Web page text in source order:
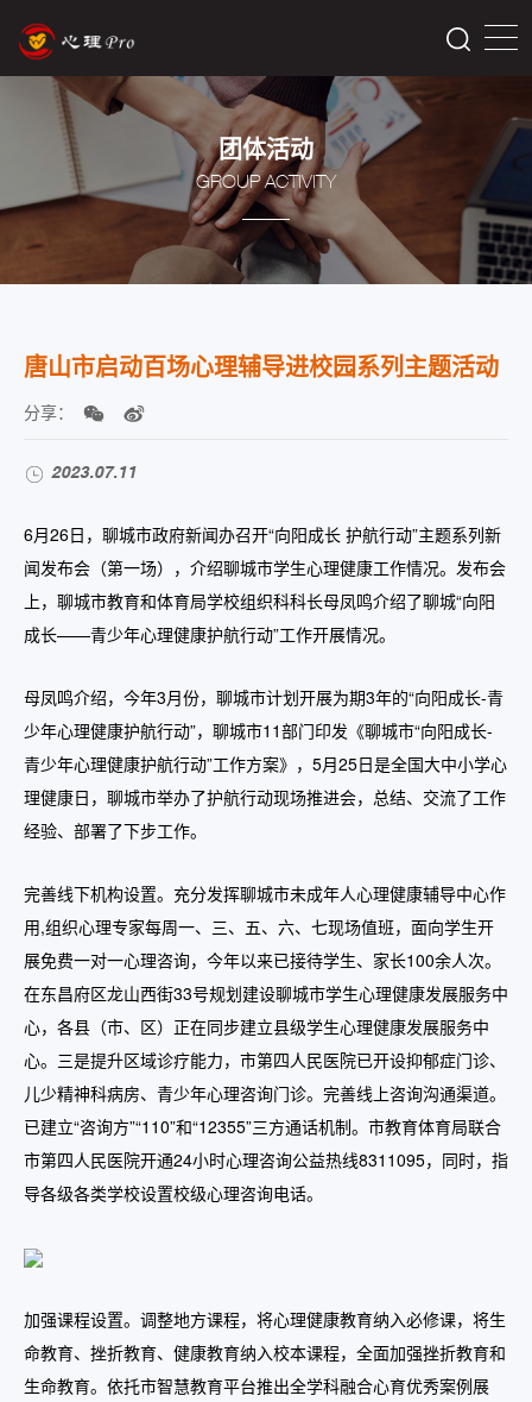
团体活动
GROUP ACTIVITY
唐山市启动百场心理辅导进校园系列主题活动
分享：
2023.07.11
6月26日，聊城市政府新闻办召开“向阳成长 护航行动”主题系列新
闻发布会（第一场），介绍聊城市学生心理健康工作情况。发布会
上，聊城市教育和体育局学校组织科科长母凤鸣介绍了聊城“向阳
成长——青少年心理健康护航行动”工作开展情况。
母凤鸣介绍，今年3月份，聊城市计划开展为期3年的“向阳成长-青
少年心理健康护航行动”，聊城市11部门印发《聊城市“向阳成长-
青少年心理健康护航行动”工作方案》，5月25日是全国大中小学心
理健康日，聊城市举办了护航行动现场推进会，总结、交流了工作
经验、部署了下步工作。
完善线下机构设置。充分发挥聊城市未成年人心理健康辅导中心作
用,组织心理专家每周一、三、五、六、七现场值班，面向学生开
展免费一对一心理咨询，今年以来已接待学生、家长100余人次。
在东昌府区龙山西街33号规划建设聊城市学生心理健康发展服务中
心，各县（市、区）正在同步建立县级学生心理健康发展服务中
心。三是提升区域诊疗能力，市第四人民医院已开设抑郁症门诊、
儿少精神科病房、青少年心理咨询门诊。完善线上咨询沟通渠道。
已建立“咨询方”“110”和“12355”三方通话机制。市教育体育局联合
市第四人民医院开通24小时心理咨询公益热线8311095，同时，指
导各级各类学校设置校级心理咨询电话。
加强课程设置。调整地方课程，将心理健康教育纳入必修课，将生
命教育、挫折教育、健康教育纳入校本课程，全面加强挫折教育和
生命教育。依托市智慧教育平台推出全学科融合心育优秀案例展